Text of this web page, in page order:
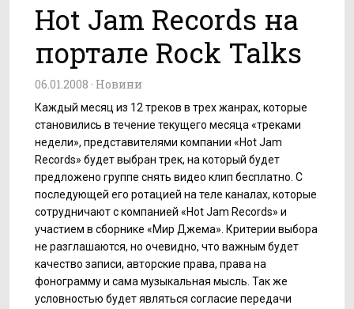
Hot Jam Records на
портале Rock Talks
06.01.2008 · Новини
Каждый месяц из 12 треков в трех жанрах, которые
становились в течение текущего месяца «треками
недели», представителями компании «Hot Jam
Records» будет выбран трек, на который будет
предложено группе снять видео клип бесплатно. С
последующей его ротацией на теле каналах, которые
сотрудничают с компанией «Hot Jam Records» и
участием в сборнике «Мир Джема». Критерии выбора
не разглашаются, но очевидно, что важным будет
качество записи, авторские права, права на
фонограмму и сама музыкальная мысль. Так же
условностью будет являться согласие передачи